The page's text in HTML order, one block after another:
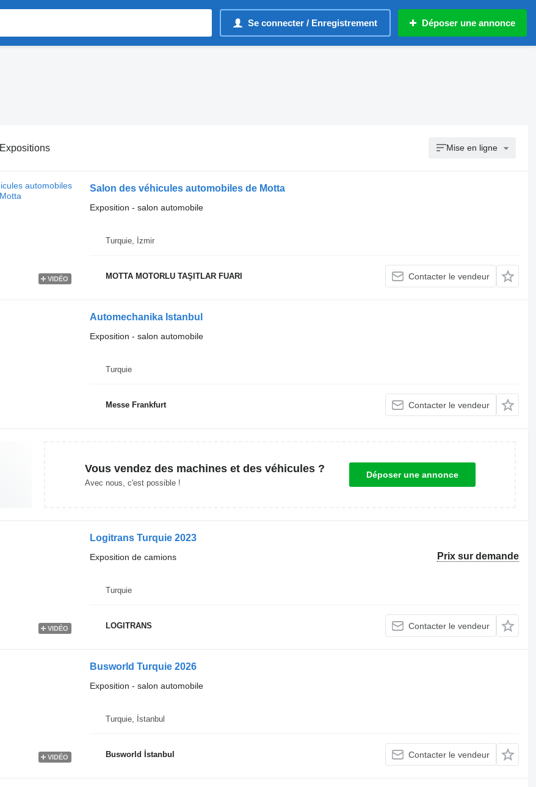
Se connecter / Enregistrement Déposer une annonce
Expositions Mise en ligne
VIDÉO
Salon des véhicules automobiles de Motta
Exposition - salon automobile
Turquie, İzmir
MOTTA MOTORLU TAŞITLAR FUARI Contacter le vendeur
Automechanika Istanbul
Exposition - salon automobile
Turquie
Messe Frankfurt Contacter le vendeur
Vous vendez des machines et des véhicules ?
Avec nous, c'est possible !
Déposer une annonce
VIDÉO
Logitrans Turquie 2023
Prix sur demande
Exposition de camions
Turquie
LOGITRANS Contacter le vendeur
VIDÉO
Busworld Turquie 2026
Exposition - salon automobile
Turquie, İstanbul
Busworld İstanbul Contacter le vendeur